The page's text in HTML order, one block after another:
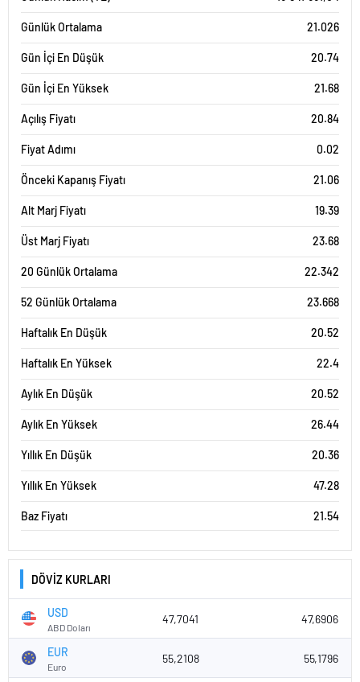
Günlük Ortalama 21.026
Gün İçi En Düşük 20.74
Gün İçi En Yüksek 21.68
Açılış Fiyatı 20.84
Fiyat Adımı 0.02
Önceki Kapanış Fiyatı 21.06
Alt Marj Fiyatı 19.39
Üst Marj Fiyatı 23.68
20 Günlük Ortalama 22.342
52 Günlük Ortalama 23.668
Haftalık En Düşük 20.52
Haftalık En Yüksek 22.4
Aylık En Düşük 20.52
Aylık En Yüksek 26.44
Yıllık En Düşük 20.36
Yıllık En Yüksek 47.28
Baz Fiyatı 21.54
DÖVİZ KURLARI
USD
ABD Doları
47,7041 47,6906
EUR
Euro
55,2108 55,1796